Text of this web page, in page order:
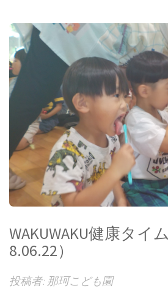
WAKUWAKU健康タイ
8.06.22）
投稿者: 那珂こども園